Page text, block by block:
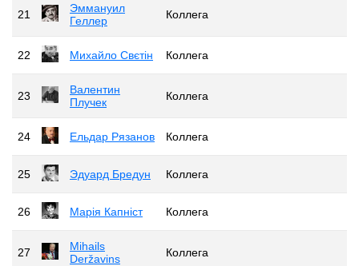
21
Эммануил
Геллер
Коллега
22 Михайло Свєтін Коллега
23
Валентин
Плучек
Коллега
24 Ельдар Рязанов Коллега
25 Эдуард Бредун Коллега
26 Марія Капніст Коллега
27
Mihails
Deržavins
Коллега